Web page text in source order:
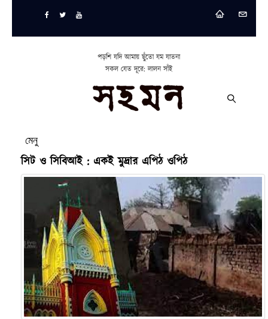
পড়শি যদি আমায় ছুঁতো যম যাতনা
সকল যেত দূরে: লালন সাঁই
মেনু
সিট ও সিবিআই : একই মুদ্রার এপিঠ ওপিঠ